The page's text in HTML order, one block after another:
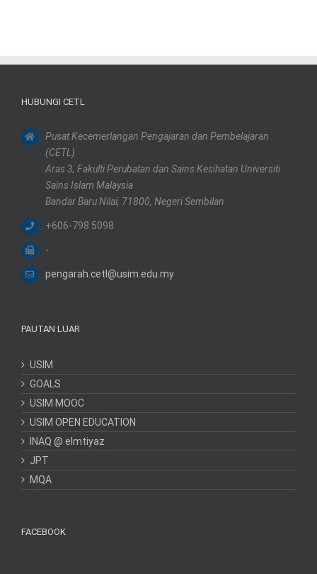
HUBUNGI CETL
Pusat Kecemerlangan Pengajaran dan Pembelajaran
(CETL)
Aras 3, Fakulti Perubatan dan Sains Kesihatan Universiti
Sains Islam Malaysia
Bandar Baru Nilai, 71800, Negeri Sembilan
+606-798 5098
-
pengarah.cetl@usim.edu.my
PAUTAN LUAR
USIM
GOALS
USIM MOOC
USIM OPEN EDUCATION
INAQ @ elmtiyaz
JPT
MQA
FACEBOOK